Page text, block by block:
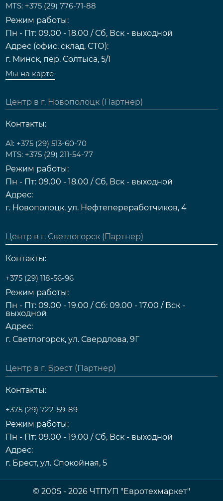
MTS: +375 (29) 776-71-88
Режим работы:
Пн - Пт: 09.00 - 18.00 / Сб, Вск - выходной
Адрес (офис, склад, СТО):
г. Минск, пер. Солтыса, 5/1
Мы на карте
Центр в г. Новополоцк (Партнер)
Контакты:
A1: +375 (29) 513-60-70
MTS: +375 (29) 211-54-77
Режим работы:
Пн - Пт: 09.00 - 18.00 / Сб, Вск - выходной
Адрес:
г. Новополоцк, ул. Нефтепереработчиков, 4
Центр в г. Светлогорск (Партнер)
Контакты:
+375 (29) 118-56-96
Режим работы:
Пн - Пт: 09.00 - 19.00 / Сб: 09.00 - 17.00 / Вск -
выходной
Адрес:
г. Светлогорск, ул. Свердлова, 9Г
Центр в г. Брест (Партнер)
Контакты:
+375 (29) 722-59-89
Режим работы:
Пн - Пт: 09.00 - 19.00 / Сб, Вск - выходной
Адрес:
г. Брест, ул. Спокойная, 5
© 2005 - 2026 ЧТПУП "Евротехмаркет"